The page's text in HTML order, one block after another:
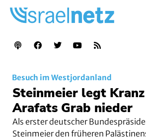
Besuch im Westjordanland
Steinmeier legt
Arafats Grab nieder
Als erster deutscher
Steinmeier den früheren